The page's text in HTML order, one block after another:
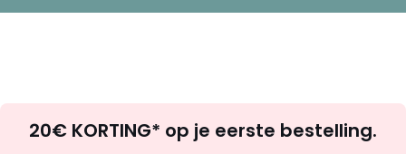
zoek
20€ KORTING* op je eerste bestelling.